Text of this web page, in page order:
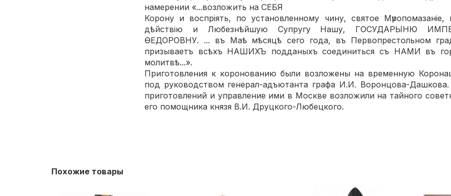
намерении «...возложить на СЕБЯ
Корону и воспріять, по установленному чину, святое
дѣйствію и Любезнѣйшую Супругу Нашу, ГОСУДАРЫНЮ
ѲЕДОРОВНУ. ... въ Маѣ мѣсяцѣ сего года, въ Первопрестольном
призываетъ всѣхъ НАШИХЪ подданыхъ соединиться съ НАМИ въ
молитвѣ...».
Приготовления к коронованию были возложены на временную
под руководством генерал-адъютанта графа И.И. Воронцова-Дашкова.
приготовлений и управление ими в Москве возложили на тайного
его помощника князя В.И. Друцкого-Любецкого.
Похожие товары